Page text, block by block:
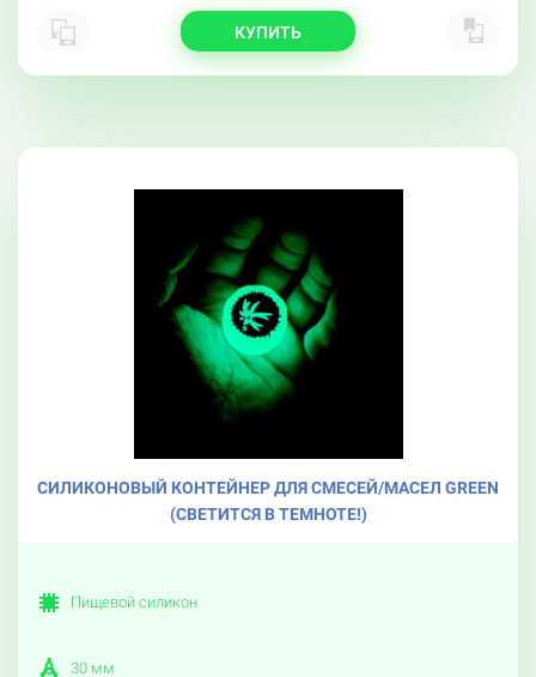
КУПИТЬ
СИЛИКОНОВЫЙ КОНТЕЙНЕР ДЛЯ СМЕСЕЙ/МАСЕЛ GREEN
(СВЕТИТСЯ В ТЕМНОТЕ!)
Пищевой силикон
30 мм